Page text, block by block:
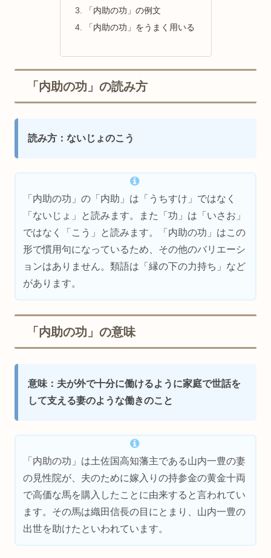
「内助の功」の例文
「内助の功」をうまく用いる
「内助の功」の読み方
読み方：ないじょのこう
「内助の功」の「内助」は「うちすけ」ではなく
「ないじょ」と読みます。また「功」は「いさお」
ではなく「こう」と読みます。「内助の功」はこの
形で慣用句になっているため、その他のバリエーシ
ョンはありません。類語は「縁の下の力持ち」など
があります。
「内助の功」の意味
意味：夫が外で十分に働けるように家庭で世話を
して支える妻のような働きのこと
「内助の功」は土佐国高知藩主である山内一豊の妻
の見性院が、夫のために嫁入りの持参金の黄金十両
で高価な馬を購入したことに由来すると言われてい
ます。その馬は織田信長の目にとまり、山内一豊の
出世を助けたといわれています。